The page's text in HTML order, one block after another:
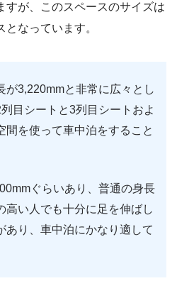
すが、このスペースのサイズは
なっています。
が3,220mmと非常に広々とし
目シートと3列目シートおよ
間を使って車中泊をすること
ぐらいあり、普通の身長
高い人でも十分に足を伸ばし
あり、車中泊にかなり適して